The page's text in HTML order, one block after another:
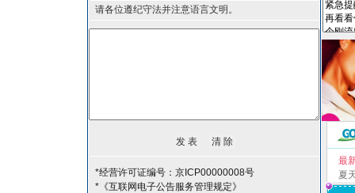
请各位遵纪守法并注意语言文明。
*经营许可证编号：京ICP00000008号
*《互联网电子公告服务管理规定》
最
夏